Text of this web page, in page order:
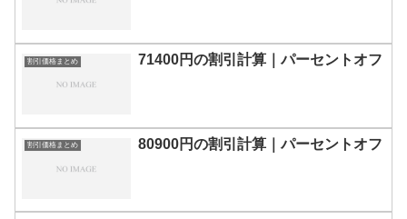
割引価格まとめ 71400円の割引計算｜パーセントオフ
割引価格まとめ 80900円の割引計算｜パーセントオフ